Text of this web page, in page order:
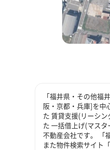
「福井県・その他
阪・京都・兵庫]を中
た 賃貸支援(リーシ
た 一括借上げ(マス
不動産会社です。 「
また物件検索サイト